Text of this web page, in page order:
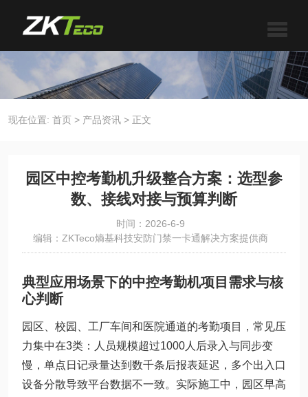
现在位置: 首页 > 产品资讯 > 正文
园区中控考勤机升级整合方案：选型参
数、接线对接与预算判断
时间：2026-6-9
编辑：ZKTeco熵基科技安防门禁一卡通解决方案提供商
典型应用场景下的中控考勤机项目需求与核
心判断
园区、校园、工厂车间和医院通道的考勤项目，常见压
力集中在3类：人员规模超过1000人后录入与同步变
慢，单点日记录量达到数千条后报表延迟，多个出入口
设备分散导致平台数据不一致。实际施工中，园区早高